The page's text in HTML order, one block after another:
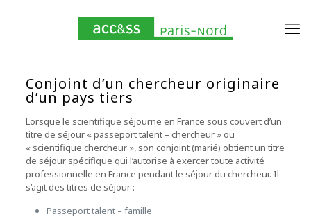
Conjoint d’un chercheur originaire
d’un pays tiers
Lorsque le scientifique séjourne en France sous couvert d’un
titre de séjour « passeport talent – chercheur » ou
« scientifique chercheur », son conjoint (marié) obtient un titre
de séjour spécifique qui l’autorise à exercer toute activité
professionnelle en France pendant le séjour du chercheur. Il
s’agit des titres de séjour :
Passeport talent – famille